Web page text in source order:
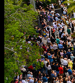
Liebe